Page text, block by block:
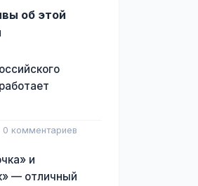
об этой
0 комментариев
и
— отличный